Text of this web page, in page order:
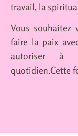
travail, la
Vous souhaitez
faire la paix
autoriser à
quotidien.Cette